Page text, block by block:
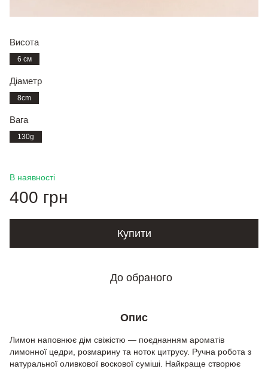
Висота
6 см
Діаметр
8cm
Вага
130g
В наявності
400 грн
Купити
До обраного
Опис
Лимон наповнює дім свіжістю — поєднанням ароматів
лимонної цедри, розмарину та ноток цитрусу. Ручна робота з
натуральної оливкової воскової суміші. Найкраще створює